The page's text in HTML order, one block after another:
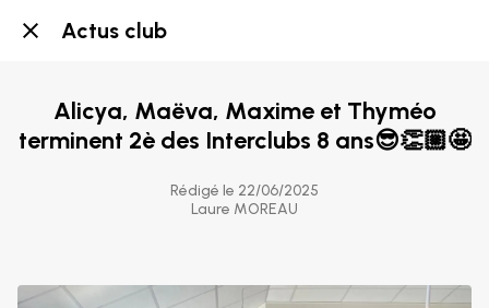
Actus club
Alicya, Maëva, Maxime et Thyméo
terminent 2è des Interclubs 8 ans😎👏🏼🤩
Rédigé le 22/06/2025
Laure MOREAU